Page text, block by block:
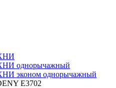
однорычажный
эконом однорычажный
E3702